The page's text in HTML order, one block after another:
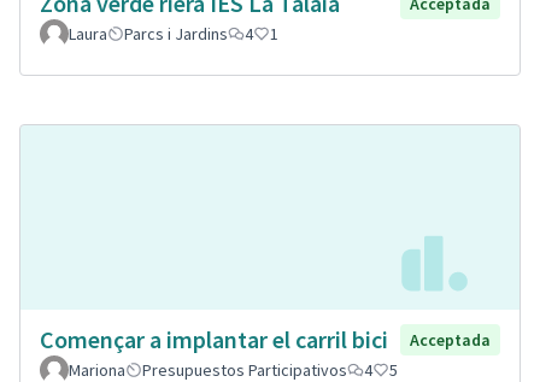
Laura
Parcs i Jardins 4 1
Començar a implantar el carril bici
Acceptada
Mariona
Presupuestos Participativos 4 5